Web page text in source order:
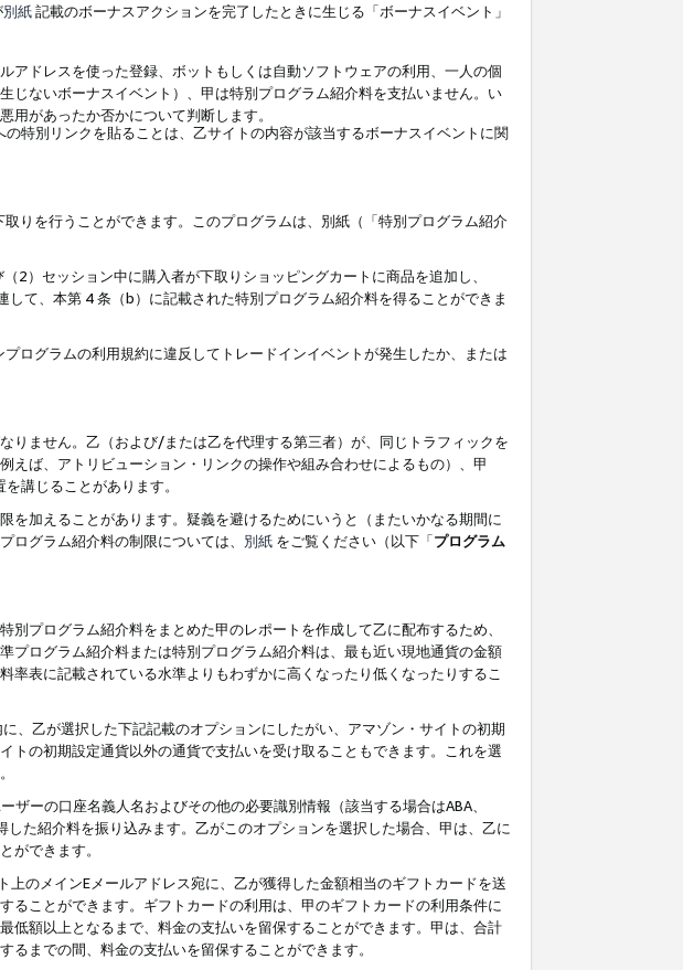
別紙記載のボーナスアクションを完了したときに生じる「ボーナスイベント」
ドレスを使った登録、ボットもしくは自動ソフトウェアの利用、一人の個
じないボーナスイベント）、甲は特別プログラム紹介料を支払いません。い
があったか否かについて判断します。
特別リンクを貼ることは、乙サイトの内容が該当するボーナスイベントに関
りを行うことができます。このプログラムは、別紙（「特別プログラム紹介
）セッション中に購入者が下取りショッピングカートに商品を追加し、
て、本第 4 条（b）に記載された特別プログラム紹介料を得ることができま
ログラムの利用規約に違反してトレードインイベントが発生したか、または
りません。乙（および/または乙を代理する第三者）が、同じトラフィックを
ば、アトリビューション・リンクの操作や組み合わせによるもの）、甲
講じることがあります。
加えることがあります。疑義を避けるためにいうと（またいかなる期間に
ログラム紹介料の制限については、 別紙 をご覧ください（以下「プログラム
プログラム紹介料をまとめた甲のレポートを作成して乙に配布するため、
ログラム紹介料または特別プログラム紹介料は、最も近い現地通貨の金額
率表に記載されている水準よりもわずかに高くなったり低くなったりするこ
、乙が選択した下記記載のオプションにしたがい、アマゾン・サイトの初期
の初期設定通貨以外の通貨で支払いを受け取ることもできます。これを選
ーの口座名義人名およびその他の必要識別情報（該当する場合はABA、
た紹介料を振り込みます。乙がこのオプションを選択した場合、甲は、乙に
ができます。
のメインEメールアドレス宛に、乙が獲得した金額相当のギフトカードを送
ことができます。ギフトカードの利用は、甲のギフトカードの利用条件に
低額以上となるまで、料金の支払いを留保することができます。甲は、合計
までの間、料金の支払いを留保することができます。